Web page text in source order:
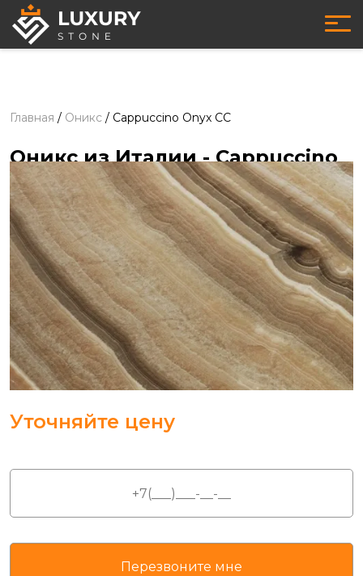
Главная / Оникс / Cappuccino Onyx CC
Оникс из Италии- Cappuccino
Onyx CC
Уточняйте цену